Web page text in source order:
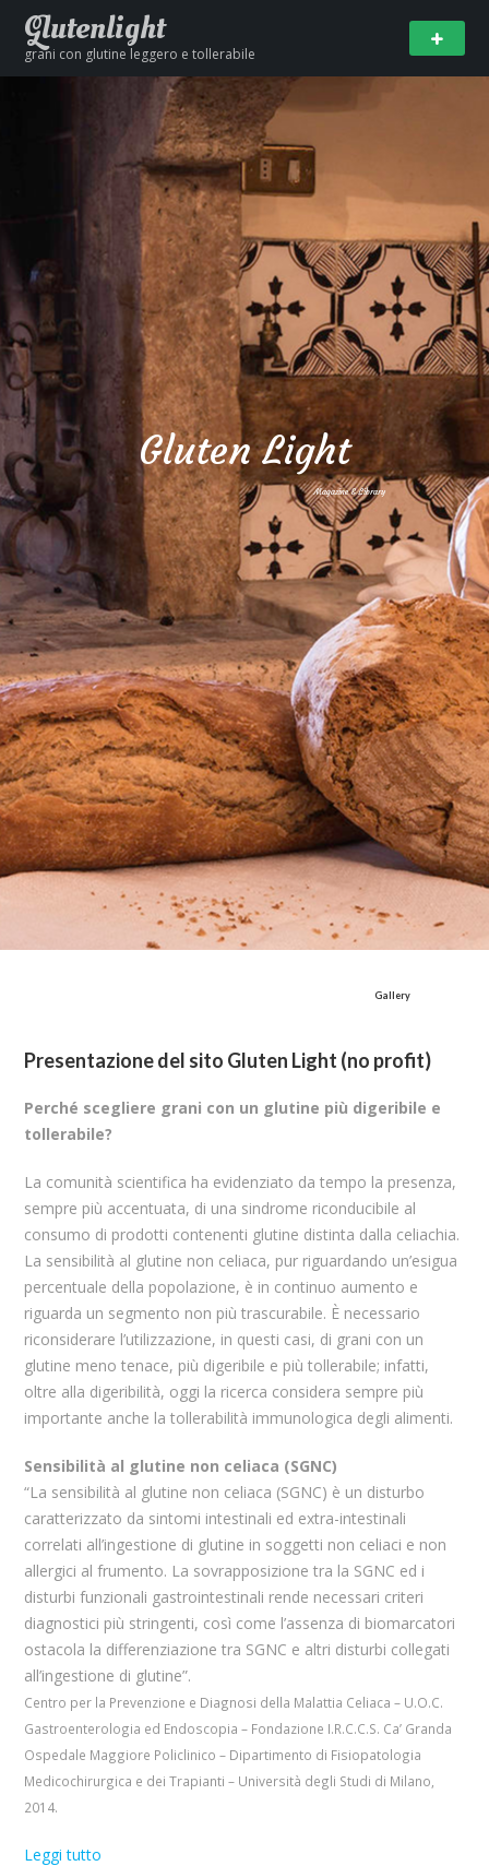
Glutenlight
grani con glutine leggero e tollerabile
Gluten Light
Magazine & Library
Gallery
Presentazione del sito Gluten Light (no profit)
Perché scegliere grani con un glutine più digeribile e
tollerabile?
La comunità scientifica ha evidenziato da tempo la presenza,
sempre più accentuata, di una sindrome riconducibile al
consumo di prodotti contenenti glutine distinta dalla celiachia.
La sensibilità al glutine non celiaca, pur riguardando un’esigua
percentuale della popolazione, è in continuo aumento e
riguarda un segmento non più trascurabile. È necessario
riconsiderare l’utilizzazione, in questi casi, di grani con un
glutine meno tenace, più digeribile e più tollerabile; infatti,
oltre alla digeribilità, oggi la ricerca considera sempre più
importante anche la tollerabilità immunologica degli alimenti.
Sensibilità al glutine non celiaca (SGNC)
“La sensibilità al glutine non celiaca (SGNC) è un disturbo
caratterizzato da sintomi intestinali ed extra-intestinali
correlati all’ingestione di glutine in soggetti non celiaci e non
allergici al frumento. La sovrapposizione tra la SGNC ed i
disturbi funzionali gastrointestinali rende necessari criteri
diagnostici più stringenti, così come l’assenza di biomarcatori
ostacola la differenziazione tra SGNC e altri disturbi collegati
all’ingestione di glutine”.
Centro per la Prevenzione e Diagnosi della Malattia Celiaca – U.O.C.
Gastroenterologia ed Endoscopia – Fondazione I.R.C.C.S. Ca’ Granda
Ospedale Maggiore Policlinico – Dipartimento di Fisiopatologia
Medicochirurgica e dei Trapianti – Università degli Studi di Milano,
2014.
Leggi tutto